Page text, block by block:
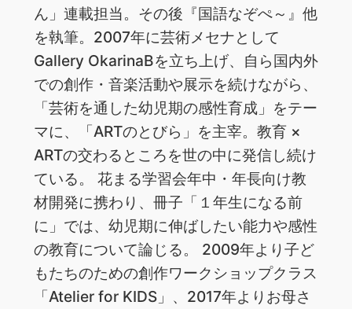
ん」連載担当。その後『国語なぞぺ～』他
を執筆。2007年に芸術メセナとして
Gallery OkarinaBを立ち上げ、自ら国内外
での創作・音楽活動や展示を続けながら、
「芸術を通した幼児期の感性育成」をテー
マに、「ARTのとびら」を主宰。教育 ×
ARTの交わるところを世の中に発信し続け
ている。 花まる学習会年中・年長向け教
材開発に携わり、冊子「１年生になる前
に」では、幼児期に伸ばしたい能力や感性
の教育について論じる。 2009年より子ど
もたちのための創作ワークショップクラス
「Atelier for KIDS」、2017年よりお母さ